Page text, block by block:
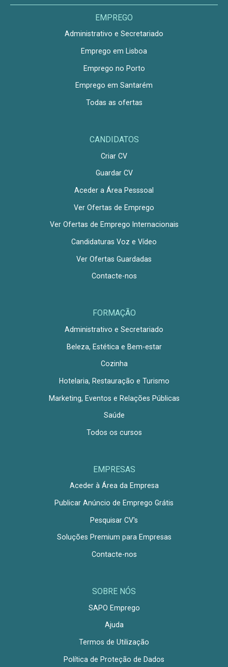
EMPREGO
Administrativo e Secretariado
Emprego em Lisboa
Emprego no Porto
Emprego em Santarém
Todas as ofertas
CANDIDATOS
Criar CV
Guardar CV
Aceder a Área Pesssoal
Ver Ofertas de Emprego
Ver Ofertas de Emprego Internacionais
Candidaturas Voz e Vídeo
Ver Ofertas Guardadas
Contacte-nos
FORMAÇÃO
Administrativo e Secretariado
Beleza, Estética e Bem-estar
Cozinha
Hotelaria, Restauração e Turismo
Marketing, Eventos e Relações Públicas
Saúde
Todos os cursos
EMPRESAS
Aceder à Área da Empresa
Publicar Anúncio de Emprego Grátis
Pesquisar CV's
Soluções Premium para Empresas
Contacte-nos
SOBRE NÓS
SAPO Emprego
Ajuda
Termos de Utilização
Política de Proteção de Dados